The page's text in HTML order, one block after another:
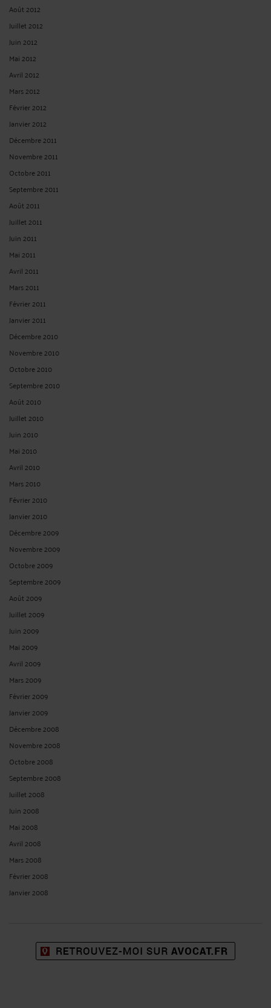
Août 2012
Juillet 2012
Juin 2012
Mai 2012
Avril 2012
Mars 2012
Février 2012
Janvier 2012
Décembre 2011
Novembre 2011
Octobre 2011
Septembre 2011
Août 2011
Juillet 2011
Juin 2011
Mai 2011
Avril 2011
Mars 2011
Février 2011
Janvier 2011
Décembre 2010
Novembre 2010
Octobre 2010
Septembre 2010
Août 2010
Juillet 2010
Juin 2010
Mai 2010
Avril 2010
Mars 2010
Février 2010
Janvier 2010
Décembre 2009
Novembre 2009
Octobre 2009
Septembre 2009
Août 2009
Juillet 2009
Juin 2009
Mai 2009
Avril 2009
Mars 2009
Février 2009
Janvier 2009
Décembre 2008
Novembre 2008
Octobre 2008
Septembre 2008
Juillet 2008
Juin 2008
Mai 2008
Avril 2008
Mars 2008
Février 2008
Janvier 2008